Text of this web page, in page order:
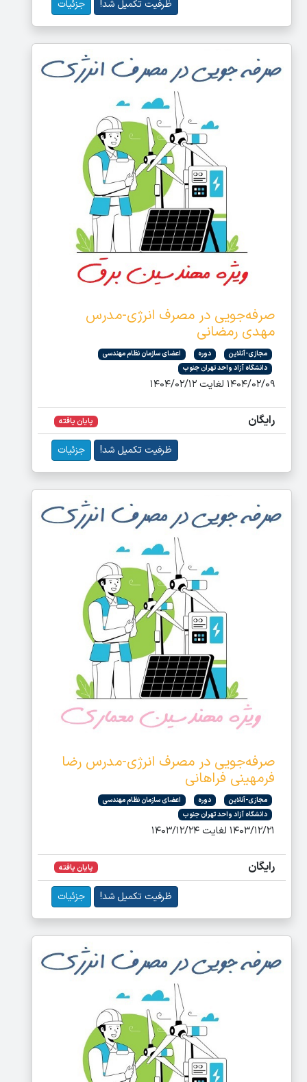
ظرفیت تکمیل شد! جزئیات
صرفه‌جویی در مصرف انرژی-مدرس
مهدی رمضانی
مجازی-آنلاین دوره
اعضای سازمان نظام مهندسی
دانشگاه آزاد واحد تهران جنوب
۱۴۰۴/۰۲/۰۹ لغایت ۱۴۰۴/۰۲/۱۲
رایگان پایان یافته
ظرفیت تکمیل شد! جزئیات
صرفه‌جویی در مصرف انرژی-مدرس رضا
فرمهینی فراهانی
مجازی-آنلاین دوره
اعضای سازمان نظام مهندسی
دانشگاه آزاد واحد تهران جنوب
۱۴۰۳/۱۲/۲۱ لغایت ۱۴۰۳/۱۲/۲۴
رایگان پایان یافته
ظرفیت تکمیل شد! جزئیات